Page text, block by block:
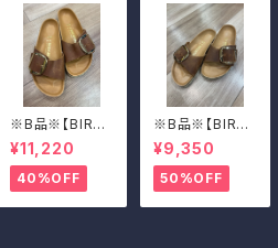
※B品※【BIRKE
N STOCK】Ma
drid Big Buckl
e/マドリッド ビッ
グバックル 39
¥11,220
40%OFF
※B品※【BIRKE
N STOCK】Ma
drid Big Buckl
e/マドリッド ビッ
グバックル 39
¥9,350
50%OFF